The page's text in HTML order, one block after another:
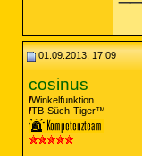
01.09.2013, 17:09
cosinus
Winkelfunktion
TB-Süch-Tiger™